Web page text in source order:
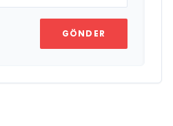
GÖNDER